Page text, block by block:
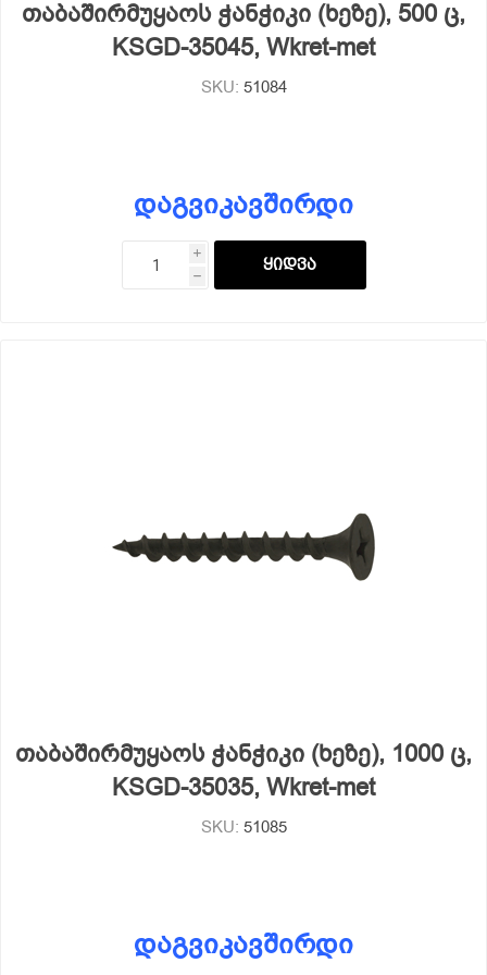
თაბაშირმუყაოს ჭანჭიკი (ხეზე), 500 ც,
KSGD-35045, Wkret-met
SKU: 51084
დაგვიკავშირდი
i
h
თაბაშირმუყაოს ჭანჭიკი (ხეზე), 1000 ც,
KSGD-35035, Wkret-met
SKU: 51085
დაგვიკავშირდი